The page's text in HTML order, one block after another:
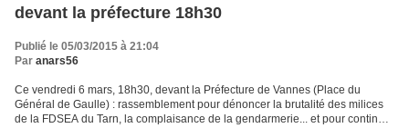
devant la préfecture 18h30
Publié le 05/03/2015 à 21:04
Par anars56
Ce vendredi 6 mars, 18h30, devant la Préfecture de Vannes (Place du
Général de Gaulle) : rassemblement pour dénoncer la brutalité des milices
de la FDSEA du Tarn, la complaisance de la gendarmerie... et pour continuer